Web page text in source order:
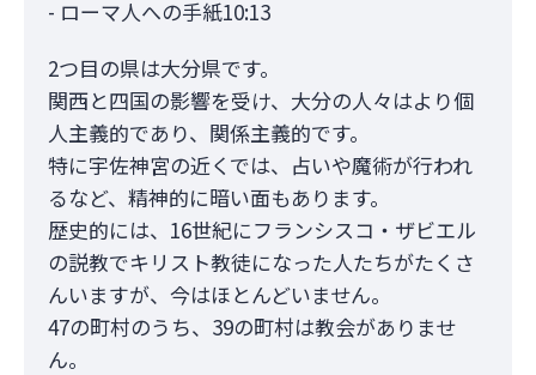
- ローマ人への手紙10:13
2つ目の県は大分県です。
関西と四国の影響を受け、大分の人々はより個
人主義的であり、関係主義的です。
特に宇佐神宮の近くでは、占いや魔術が行われ
るなど、精神的に暗い面もあります。
歴史的には、16世紀にフランシスコ・ザビエル
の説教でキリスト教徒になった人たちがたくさ
んいますが、今はほとんどいません。
47の町村のうち、39の町村は教会がありませ
ん。